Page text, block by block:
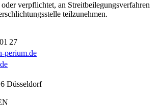
verpflichtet, an Streitbeilegungsverfahren
teilzunehmen.
27
perium.de
Düsseldorf